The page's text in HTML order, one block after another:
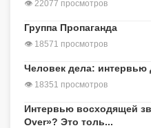
👁 22077 просмотров
Группа Пропаганда
👁 18571 просмотров
Человек дела: интервью
👁 18351 просмотров
Интервью восходящей
Over»? Это толь...